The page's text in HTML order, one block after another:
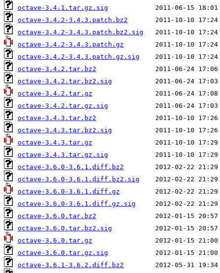
octave-3.4.1.tar.gz.sig
octave-3.4.2-3.4.3.patch.bz2
octave-3.4.2-3.4.3.patch.bz2.sig
octave-3.4.2-3.4.3.patch.gz
octave-3.4.2-3.4.3.patch.gz.sig
octave-3.4.2.tar.bz2
octave-3.4.2.tar.bz2.sig
octave-3.4.2.tar.gz
octave-3.4.2.tar.gz.sig
octave-3.4.3.tar.bz2
octave-3.4.3.tar.bz2.sig
octave-3.4.3.tar.gz
octave-3.4.3.tar.gz.sig
octave-3.6.0-3.6.1.diff.bz2
octave-3.6.0-3.6.1.diff.bz2.sig
octave-3.6.0-3.6.1.diff.gz
octave-3.6.0-3.6.1.diff.gz.sig
octave-3.6.0.tar.bz2
octave-3.6.0.tar.bz2.sig
octave-3.6.0.tar.gz
octave-3.6.0.tar.gz.sig
octave-3.6.1-3.6.2.diff.bz2